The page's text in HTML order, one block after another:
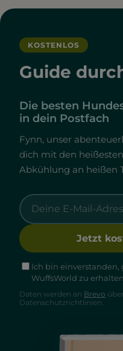
KOSTENLOS
Guide
Die besten
in dein Postfach
Fynn, unser
dich mit den
Abkühlung an heißen
Jetzt
Ich bin einverstanden,
WuffsWorld zu
Daten werden an Brevo
Datenschutzrichtlinien.